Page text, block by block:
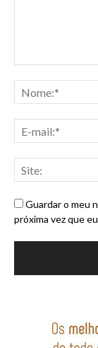
Guardar o meu
próxima vez que